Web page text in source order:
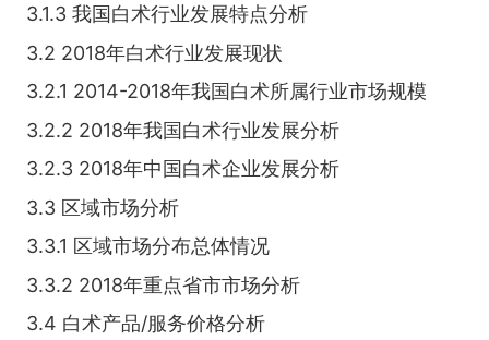
3.1.3 我国白术行业发展特点分析
3.2 2018年白术行业发展现状
3.2.1 2014-2018年我国白术所属行业市场规模
3.2.2 2018年我国白术行业发展分析
3.2.3 2018年中国白术企业发展分析
3.3 区域市场分析
3.3.1 区域市场分布总体情况
3.3.2 2018年重点省市市场分析
3.4 白术产品/服务价格分析